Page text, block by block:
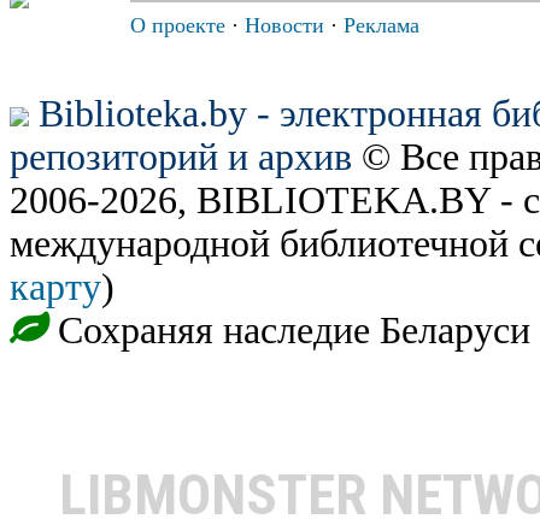
О проекте · Новости · Реклама
Biblioteka.by - электронная
репозиторий и архив © Все
2006-2026, BIBLIOTEKA.BY -
международной библиотечной
карту)
Сохраняя наследие Беларуси
LIBMONSTER